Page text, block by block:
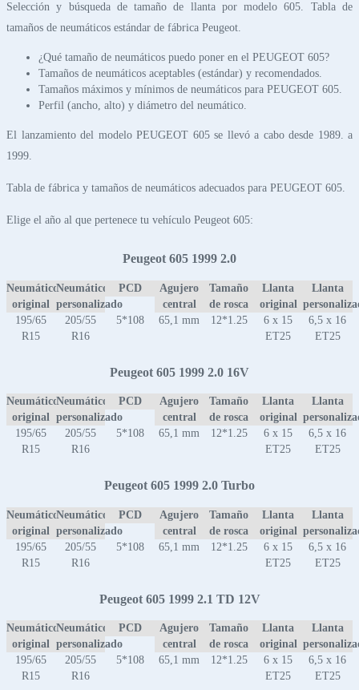
Selección y búsqueda de tamaño de llanta por modelo 605. Tabla de
tamaños de neumáticos estándar de fábrica Peugeot.
¿Qué tamaño de neumáticos puedo poner en el PEUGEOT 605?
Tamaños de neumáticos aceptables (estándar) y recomendados.
Tamaños máximos y mínimos de neumáticos para PEUGEOT 605.
Perfil (ancho, alto) y diámetro del neumático.
El lanzamiento del modelo PEUGEOT 605 se llevó a cabo desde 1989. a
1999.
Tabla de fábrica y tamaños de neumáticos adecuados para PEUGEOT 605.
Elige el año al que pertenece tu vehículo Peugeot 605:
Peugeot 605 1999 2.0
Neumático
original
Neumático
personalizado
PCD
Agujero
central
Tamaño
de rosca
Llanta
original
Llanta
195/65
R15
205/55
R16
5*108 65,1 mm 12*1.25
6 x 15
ET25
6,5 x 16
ET25
Peugeot 605 1999 2.0 16V
Neumático
original
Neumático
personalizado
PCD
Agujero
central
Tamaño
de rosca
Llanta
original
Llanta
195/65
R15
205/55
R16
5*108 65,1 mm 12*1.25
6 x 15
ET25
6,5 x 16
ET25
Peugeot 605 1999 2.0 Turbo
Neumático
original
Neumático
personalizado
PCD
Agujero
central
Tamaño
de rosca
Llanta
original
Llanta
195/65
R15
205/55
R16
5*108 65,1 mm 12*1.25
6 x 15
ET25
6,5 x 16
ET25
Peugeot 605 1999 2.1 TD 12V
Neumático
original
Neumático
personalizado
PCD
Agujero
central
Tamaño
de rosca
Llanta
original
Llanta
195/65
R15
205/55
R16
5*108 65,1 mm 12*1.25
6 x 15
ET25
6,5 x 16
ET25